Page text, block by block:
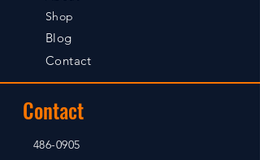
Shop
Blog
Contact
Contact
486-0905